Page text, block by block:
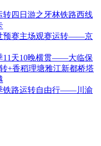
转四日游之牙林铁路西线
预赛主场观赛运转——京
11天10晚横贯——大临保
+香稻理塘雅江新都桥塔
铁路运转自由行——川渝